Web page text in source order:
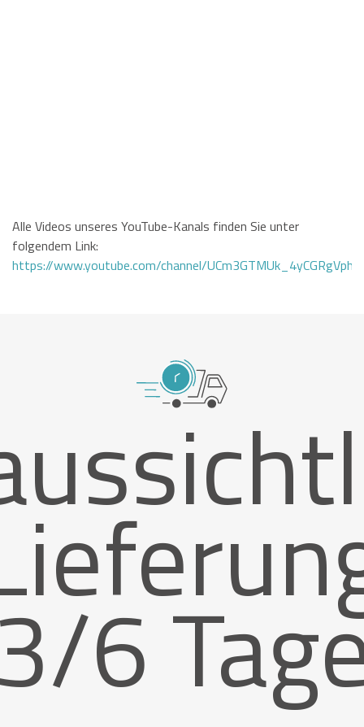
Alle Videos unseres YouTube-Kanals finden Sie unter
folgendem Link:
https://www.youtube.com/channel/
6